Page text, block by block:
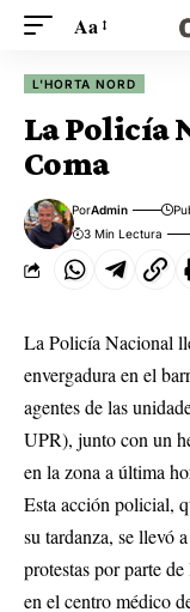
Aa
L'HORTA NORD
La Policía
Coma
PorAdmin
3 Min Lectura
La Policía Nacional
envergadura en el
agentes de las
UPR), junto con un
en la zona a última
Esta acción policial,
su tardanza, se llevó
protestas por parte
en el centro médico